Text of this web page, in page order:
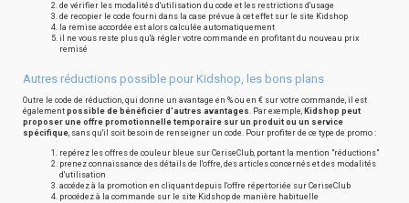
de vérifier les modalités d'utilisation du code et les restrictions d'usage
de recopier le code fourni dans la case prévue à cet effet sur le site Kidshop
la remise accordée est alors calculée automatiquement
il ne vous reste plus qu'à régler votre commande en profitant du nouveau prix
remisé
Autres réductions possible pour Kidshop, les bons plans
Outre le code de réduction, qui donne un avantage en % ou en € sur votre commande, il est
également possible de bénéficier d'autres avantages. Par exemple, Kidshop peut
proposer une offre promotionnelle temporaire sur un produit ou un service
spécifique, sans qu'il soit besoin de renseigner un code. Pour profiter de ce type de promo :
repérez les offres de couleur bleue sur CeriseClub, portant la mention "réductions"
prenez connaissance des détails de l'offre, des articles concernés et des modalités
d'utilisation
accédez à la promotion en cliquant depuis l'offre répertoriée sur CeriseClub
procédez à la commande sur le site Kidshop de manière habituelle